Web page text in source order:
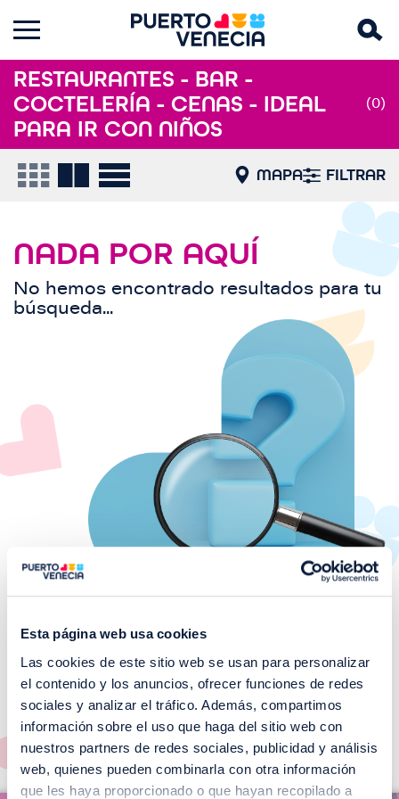
Esta página web usa cookies
Las cookies de este sitio web se usan para personalizar
el contenido y los anuncios, ofrecer funciones de redes
sociales y analizar el tráfico. Además, compartimos
información sobre el uso que haga del sitio web con
nuestros partners de redes sociales, publicidad y análisis
web, quienes pueden combinarla con otra información
que les haya proporcionado o que hayan recopilado a
RESTAURANTES - BAR -
COCTELERÍA - CENAS - IDEAL
PARA IR CON NIÑOS
(0)
MAPA FILTRAR
NADA POR AQUÍ
No hemos encontrado resultados para tu
búsqueda...
¡No te pierdas nuestros
EVENTOS!
Ver todos >